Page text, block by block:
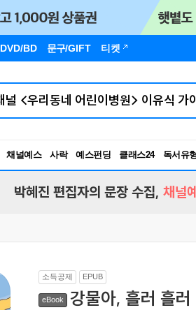
DVD/BD 문구/GIFT 티켓
채널예스 사락 예스펀딩 클래스24
독서유
RBTI
박혜진 편집자의 문장 수집, 채널
소득공제 EPUB
eBook 강물아, 흘러 흘